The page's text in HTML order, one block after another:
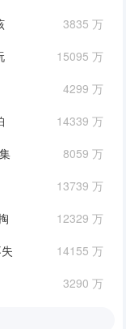
3835 万
15095 万
4299 万
14339 万
8059 万
13739 万
12329 万
14155 万
3290 万